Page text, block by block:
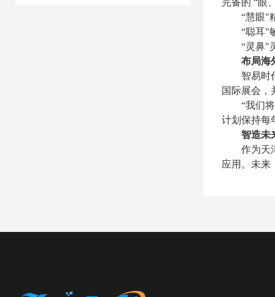
完备的 “眼
“慧眼"
“聪耳"
“灵鼻"
布局海
智易时
国际展会，
“我们
计划保持每
智造未
作为天
应用。未来